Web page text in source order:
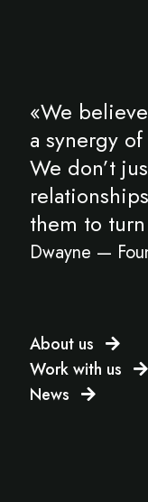
«We
a synergy
We don’t
them to
Dwayne —
About us
Work with us
News